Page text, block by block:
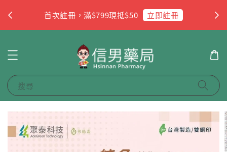
首次註冊，滿$799現抵$50 立即註冊
搜尋